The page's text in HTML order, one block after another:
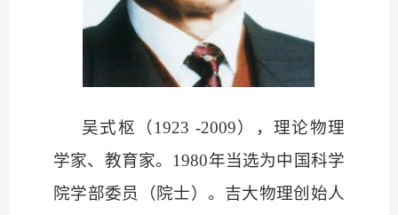
吴式枢（1923 -2009），理论物理
学家、教育家。1980年当选为中国科学
院学部委员（院士）。吉大物理创始人